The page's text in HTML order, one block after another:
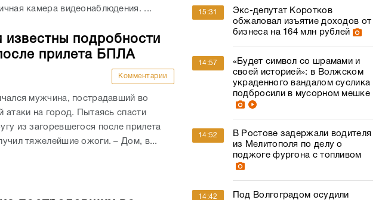
камера видеонаблюдения. ...
известны подробности
прилета БПЛА
Комментарии
мужчина, пострадавший во
атаки на город. Пытаясь спасти
из загоревшегося после прилета
тяжелейшие ожоги. – Дом, в...
15:31
Экс-депутат Коротков
обжаловал изъятие доходов от
бизнеса на 164 млн рублей
14:57
«Будет символ со шрамами и
своей историей»: в Волжском
украденного вандалом суслика
подбросили в мусорном мешке
14:52
В Ростове задержали водителя
из Мелитополя по делу о
поджоге фургона с топливом
14:42
Под Волгоградом осудили